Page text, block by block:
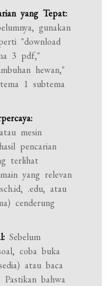
yang Tepat:
gunakan
"download
3 pdf,"
hewan,"
1 subtema
mesin
pencarian
terlihat
yang relevan
.edu, atau
cenderung
Sebelum
coba buka
atau baca
Pastikan bahwa